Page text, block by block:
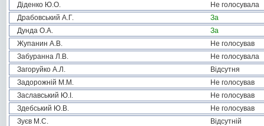
Діденко Ю.О.
Не голосувала
Драбовський А.Г.
За
Дунда О.А.
За
Жупанин А.В.
Не голосував
Забуранна Л.В.
Не голосувала
Загоруйко А.Л.
Відсутня
Задорожній М.М.
Не голосував
Заславський Ю.І.
Не голосував
Здебський Ю.В.
Не голосував
Зуєв М.С.
Відсутній